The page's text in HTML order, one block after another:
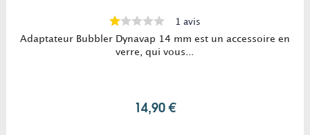
1 avis
Adaptateur Bubbler Dynavap 14 mm est un accessoire en
verre, qui vous...
14,90 €